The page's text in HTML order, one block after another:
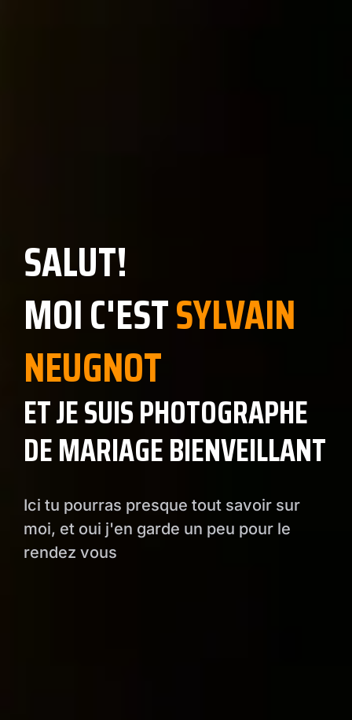
SALUT!
MOI C'ESTSYLVAIN
NEUGNOT
ET JE SUIS PHOTOGRAPHE
DE MARIAGE BIENVEILLANT
Ici tu pourras presque tout savoir sur
moi, et oui j'en garde un peu pour le
rendez vous